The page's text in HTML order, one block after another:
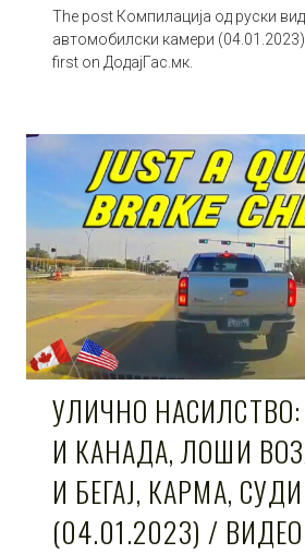
The post Компилација од руски
автомобилски камери
first on ДодајГас.мк.
УЛИЧНО
И КАНАДА, ЛОШИ
И БЕГАЈ, КАРМА,
(04.01.2023) / ВИДЕО